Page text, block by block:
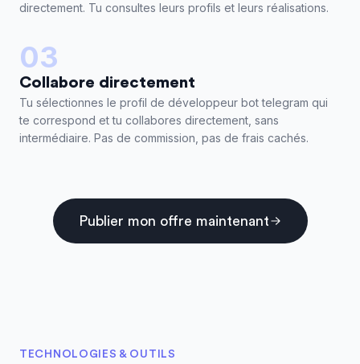
directement. Tu consultes leurs profils et leurs réalisations.
03
Collabore directement
Tu sélectionnes le profil de développeur bot telegram qui
te correspond et tu collabores directement, sans
intermédiaire. Pas de commission, pas de frais cachés.
Publier mon offre maintenant
TECHNOLOGIES & OUTILS